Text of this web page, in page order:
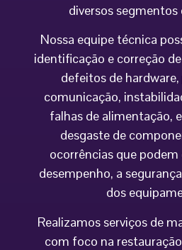
diversos segmentos
Nossa equipe técnica
identificação e correção
defeitos de
comunicação,
falhas de alimentação,
desgaste de
ocorrências que
desempenho, a
dos
Realizamos serviços de
com foco na